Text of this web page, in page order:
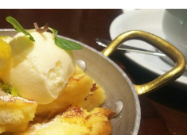
その他